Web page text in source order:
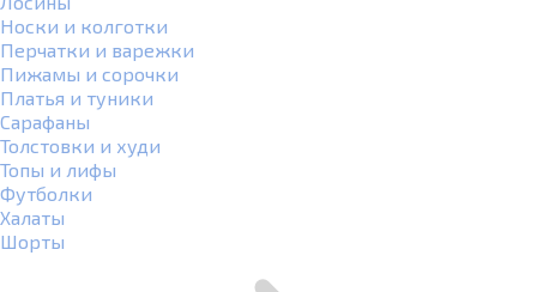
Носки и колготки
Перчатки и варежки
Пижамы и сорочки
Платья и туники
Сарафаны
Толстовки и худи
Топы и лифы
Футболки
Халаты
Шорты